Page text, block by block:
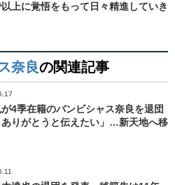
以上に覚悟をもって日々精進していき
奈良の関連記事
4季在籍のバンビシャス奈良を退団
ありがとうと伝えたい」…新天地へ移